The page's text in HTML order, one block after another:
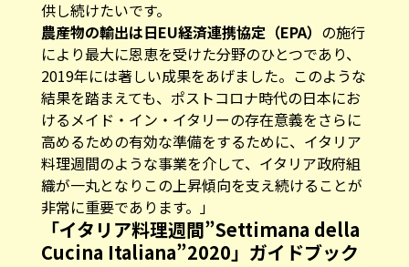
供し続けたいです。
農産物の輸出は日EU経済連携協定（EPA） の施行
により最大に恩恵を受けた分野のひとつであり、
2019年には著しい成果をあげました。このような
結果を踏まえても、ポストコロナ時代の日本にお
けるメイド・イン・イタリーの存在意義をさらに
高めるための有効な準備をするために、イタリア
料理週間のような事業を介して、イタリア政府組
織が一丸となりこの上昇傾向を支え続けることが
非常に重要であります。」
「イタリア料理週間”Settimana della
Cucina Italiana”2020」ガイドブック